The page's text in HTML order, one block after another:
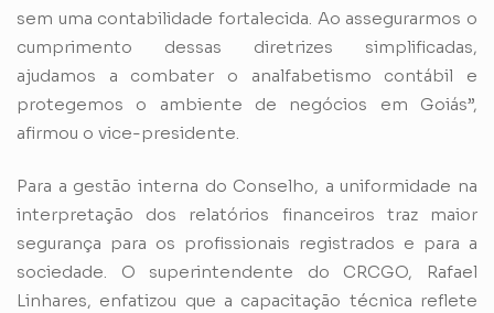
sem uma contabilidade fortalecida. Ao assegurarmos o
cumprimento dessas diretrizes simplificadas,
ajudamos a combater o analfabetismo contábil e
protegemos o ambiente de negócios em Goiás”,
afirmou o vice-presidente.
Para a gestão interna do Conselho, a uniformidade na
interpretação dos relatórios financeiros traz maior
segurança para os profissionais registrados e para a
sociedade. O superintendente do CRCGO, Rafael
Linhares, enfatizou que a capacitação técnica reflete